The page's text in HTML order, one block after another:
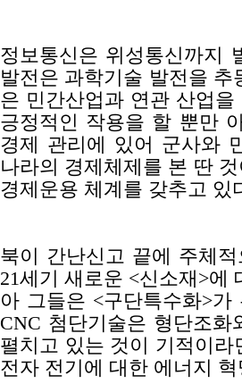
정보통신은 위성통신까지
발전은 과학기술 발전을
은 민간산업과 연관 산업
긍정적인 작용을 할 뿐만
경제 관리에 있어 군사와
나라의 경제체제를 본 딴
경제운용 체계를 갖추고 있
북이 간난신고 끝에 주체
21세기 새로운 <신소재>에
아 그들은 <구단특수화>
CNC 첨단기술은 형단조
펼치고 있는 것이 기적이
전자 전기에 대한 에너지